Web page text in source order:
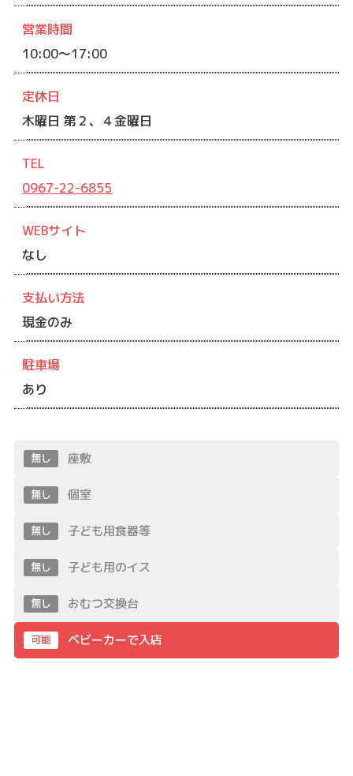
営業時間
10:00～17:00
定休日
木曜日 第２、４金曜日
TEL
0967-22-6855
WEBサイト
なし
支払い方法
現金のみ
駐車場
あり
無し 座敷
無し 個室
無し 子ども用食器等
無し 子ども用のイス
無し おむつ交換台
可能 ベビーカーで入店